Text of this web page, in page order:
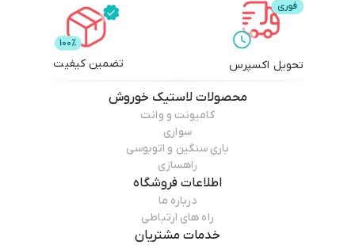
ویژگی‌های لاستیک ترازانو آج SU318 سایز 225/65R17
استفاده از تکنولوژی سیلیکا برای چسبندگی بهتر و مقاومت غلتشی کمتر
رانندگی فوق العاده راحت در جاده و بزرگراه
رانندگی ایمن در جاده‌های مرطوب
مناسب برای جاده های برفی و گِلی
تحویل اکسپرس تضمین کیفیت
محصولاتلاستیک خوروش
کامیونت و وانت
سواری
باری سنگین و اتوبوسی
راهسازی
اطلاعات فروشگاه
درباره ما
راه های ارتباطی
خدمات مشتریان